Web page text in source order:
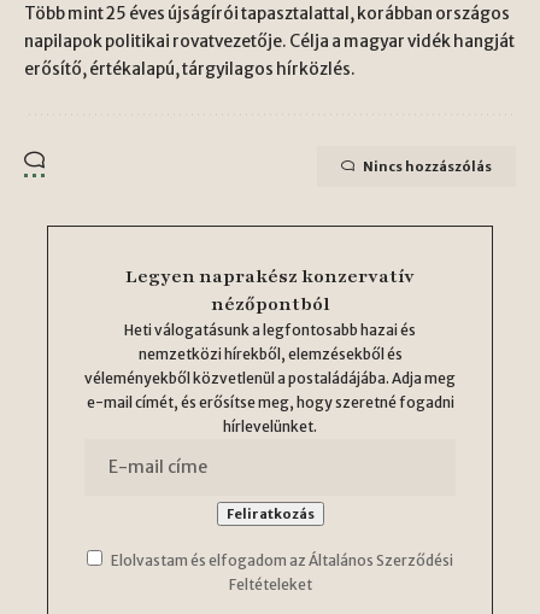
Több mint 25 éves újságírói tapasztalattal, korábban országos
napilapok politikai rovatvezetője. Célja a magyar vidék hangját
erősítő, értékalapú, tárgyilagos hírközlés.
Nincs hozzászólás
Legyen naprakész konzervatív
nézőpontból
Heti válogatásunk a legfontosabb hazai és
nemzetközi hírekből, elemzésekből és
véleményekből közvetlenül a postaládájába. Adja meg
e-mail címét, és erősítse meg, hogy szeretné fogadni
hírlevelünket.
Elolvastam és elfogadom az Általános Szerződési
Feltételeket